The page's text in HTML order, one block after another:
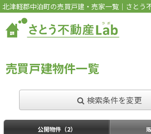
北津軽郡中泊町の売買戸建・売家一覧｜さとう
売買戸建物件一覧
検索条件を変更
公開物件（2）